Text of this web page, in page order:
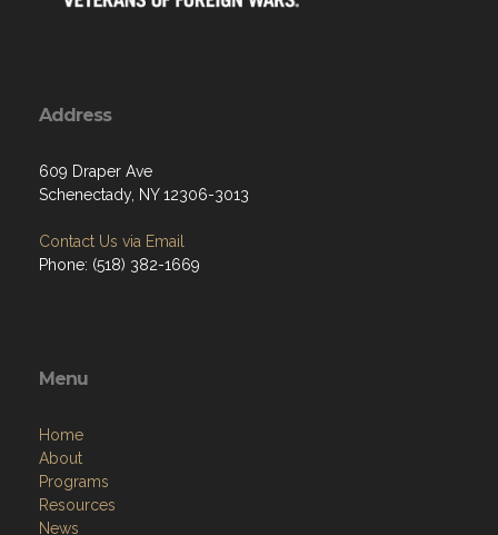
Address
609 Draper Ave
Schenectady, NY 12306-3013
Contact Us via Email
Phone: (518) 382-1669
Menu
Home
About
Programs
Resources
News